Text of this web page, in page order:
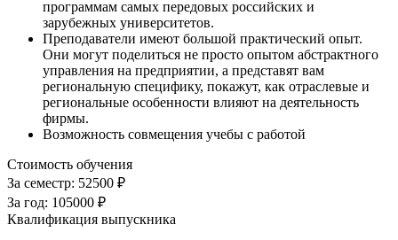
программам самых передовых российских и
зарубежных университетов.
Преподаватели имеют большой практический опыт.
Они могут поделиться не просто опытом абстрактного
управления на предприятии, а представят вам
региональную специфику, покажут, как отраслевые и
региональные особенности влияют на деятельность
фирмы.
Возможность совмещения учебы с работой
Стоимость обучения
За семестр: 52500 ₽
За год: 105000 ₽
Квалификация выпускника